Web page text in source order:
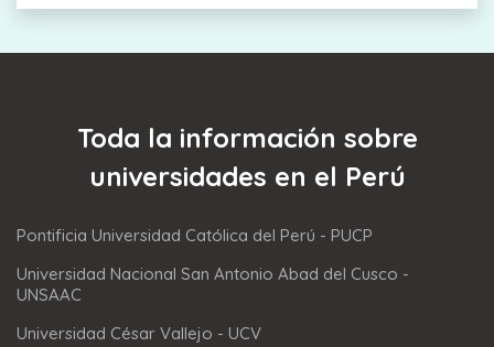
Toda la información sobre
universidades en el Perú
Pontificia Universidad Católica del Perú - PUCP
Universidad Nacional San Antonio Abad del Cusco -
UNSAAC
Universidad César Vallejo - UCV